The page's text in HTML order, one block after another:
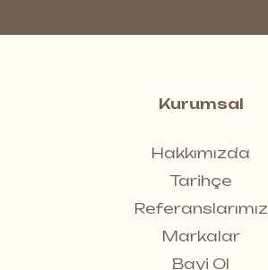
Kurumsal
Hakkımızda
Tarihçe
Referanslarımız
Markalar
Bayi Ol